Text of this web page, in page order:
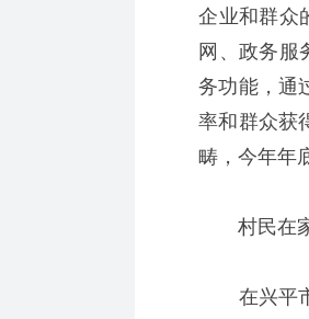
企业和群众
网、政务服
务功能，通
率和群众获
畴，今年年
村民在家
在兴平市